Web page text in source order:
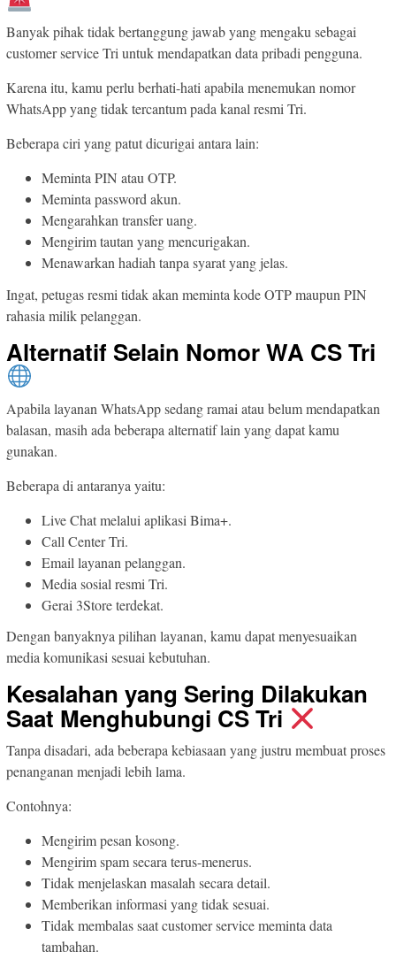
Banyak pihak tidak bertanggung jawab yang mengaku sebagai
customer service Tri untuk mendapatkan data pribadi pengguna.
Karena itu, kamu perlu berhati-hati apabila menemukan nomor
WhatsApp yang tidak tercantum pada kanal resmi Tri.
Beberapa ciri yang patut dicurigai antara lain:
Meminta PIN atau OTP.
Meminta password akun.
Mengarahkan transfer uang.
Mengirim tautan yang mencurigakan.
Menawarkan hadiah tanpa syarat yang jelas.
Ingat, petugas resmi tidak akan meminta kode OTP maupun PIN
rahasia milik pelanggan.
Alternatif Selain Nomor WA CS Tri
Apabila layanan WhatsApp sedang ramai atau belum mendapatkan
balasan, masih ada beberapa alternatif lain yang dapat kamu
gunakan.
Beberapa di antaranya yaitu:
Live Chat melalui aplikasi Bima+.
Call Center Tri.
Email layanan pelanggan.
Media sosial resmi Tri.
Gerai 3Store terdekat.
Dengan banyaknya pilihan layanan, kamu dapat menyesuaikan
media komunikasi sesuai kebutuhan.
Kesalahan yang Sering Dilakukan
Saat Menghubungi CS Tri
Tanpa disadari, ada beberapa kebiasaan yang justru membuat proses
penanganan menjadi lebih lama.
Contohnya:
Mengirim pesan kosong.
Mengirim spam secara terus-menerus.
Tidak menjelaskan masalah secara detail.
Memberikan informasi yang tidak sesuai.
Tidak membalas saat customer service meminta data
tambahan.